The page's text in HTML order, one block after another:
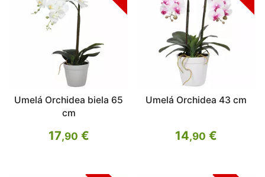
Umelá Orchidea biela 65
cm
17,90 €
Umelá Orchidea 43 cm
14,90 €